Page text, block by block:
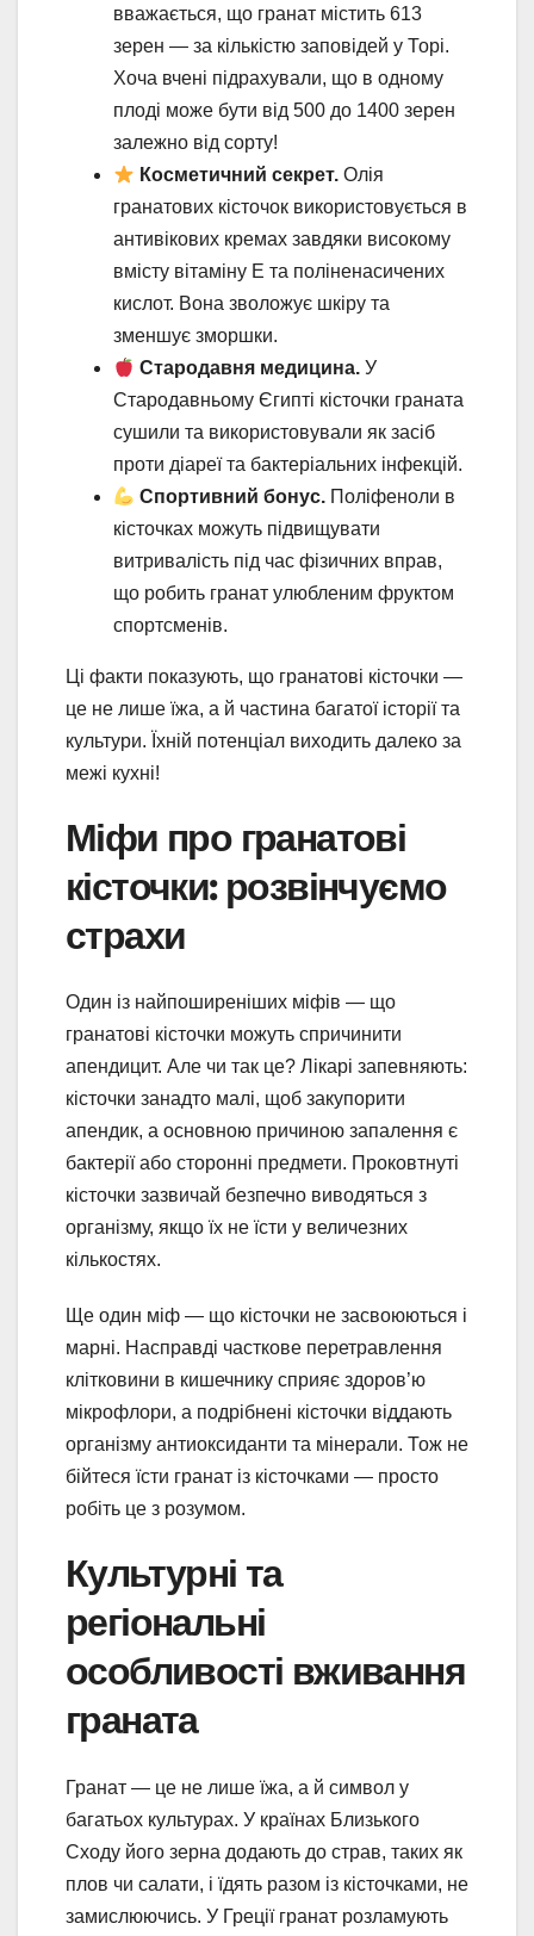
вважається, що гранат містить 613
зерен — за кількістю заповідей у Торі.
Хоча вчені підрахували, що в одному
плоді може бути від 500 до 1400 зерен
залежно від сорту!
Косметичний секрет. Олія
гранатових кісточок використовується в
антивікових кремах завдяки високому
вмісту вітаміну Е та поліненасичених
кислот. Вона зволожує шкіру та
зменшує зморшки.
Стародавня медицина. У
Стародавньому Єгипті кісточки граната
сушили та використовували як засіб
проти діареї та бактеріальних інфекцій.
Спортивний бонус. Поліфеноли в
кісточках можуть підвищувати
витривалість під час фізичних вправ,
що робить гранат улюбленим фруктом
спортсменів.
Ці факти показують, що гранатові кісточки —
це не лише їжа, а й частина багатої історії та
культури. Їхній потенціал виходить далеко за
межі кухні!
Міфи про гранатові
кісточки: розвінчуємо
страхи
Один із найпоширеніших міфів — що
гранатові кісточки можуть спричинити
апендицит. Але чи так це? Лікарі запевняють:
кісточки занадто малі, щоб закупорити
апендик, а основною причиною запалення є
бактерії або сторонні предмети. Проковтнуті
кісточки зазвичай безпечно виводяться з
організму, якщо їх не їсти у величезних
кількостях.
Ще один міф — що кісточки не засвоюються і
марні. Насправді часткове перетравлення
клітковини в кишечнику сприяє здоров’ю
мікрофлори, а подрібнені кісточки віддають
організму антиоксиданти та мінерали. Тож не
бійтеся їсти гранат із кісточками — просто
робіть це з розумом.
Культурні та
регіональні
особливості вживання
граната
Гранат — це не лише їжа, а й символ у
багатьох культурах. У країнах Близького
Сходу його зерна додають до страв, таких як
плов чи салати, і їдять разом із кісточками, не
замислюючись. У Греції гранат розламують